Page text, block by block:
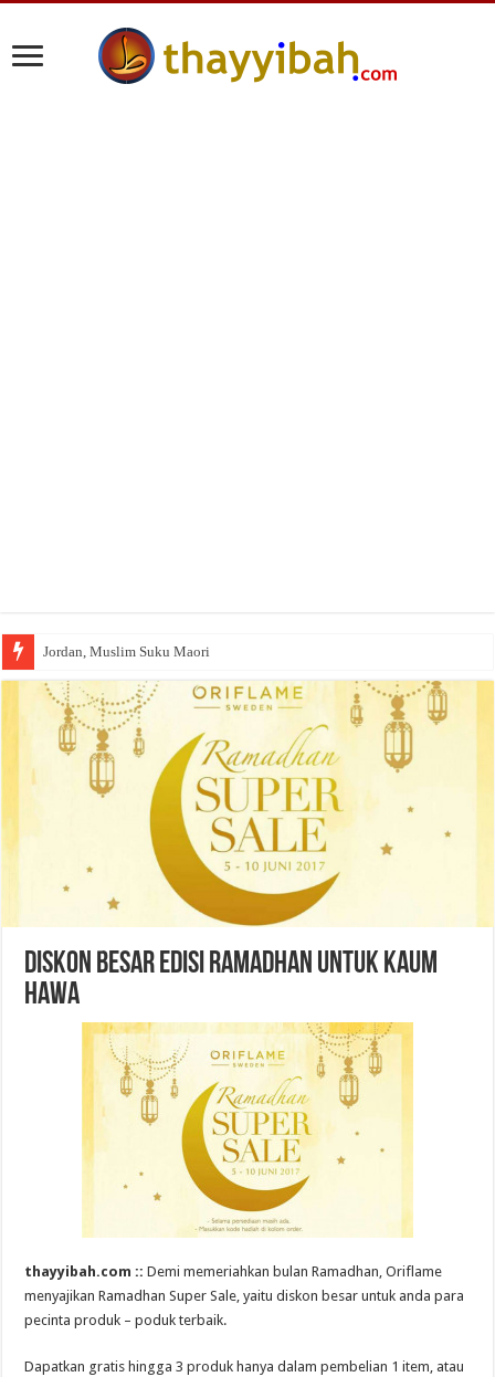
Jordan, Muslim Suku Maori
Diskon Besar Edisi Ramadhan untuk Kaum
Hawa
thayyibah.com ::Demi memeriahkan bulan Ramadhan, Oriflame
menyajikan Ramadhan Super Sale, yaitu diskon besar untuk anda para
pecinta produk – poduk terbaik.
Dapatkan gratis hingga 3 produk hanya dalam pembelian 1 item, atau